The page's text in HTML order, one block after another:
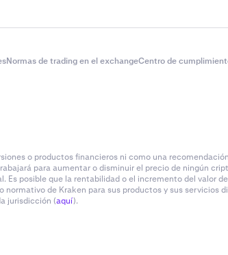
Normas de trading en el exchangeCentro de
o productos financieros ni como una
para aumentar o disminuir el precio de ningún
posible que la rentabilidad o el incremento del valor
de Kraken para sus productos y sus servicios
jurisdicción (aquí).